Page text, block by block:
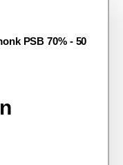
PSB 70% - 50